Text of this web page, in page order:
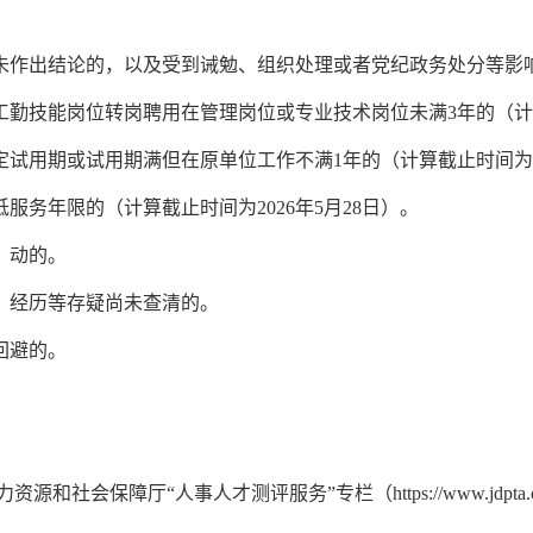
出结论的，以及受到诫勉、组织处理或者党纪政务处分等影
勤技能岗位转岗聘用在管理岗位或专业技术岗位未满3年的 （
试用期或试用期满但在原单位工作不满1年的 （计算截止时间 为
服务年限的（计算截止时间为2026年5月 28 日）。
动的。
经历等存疑尚未查清的。
的。
资源和社会保障厅“人事人才测评服务”专栏 （https://